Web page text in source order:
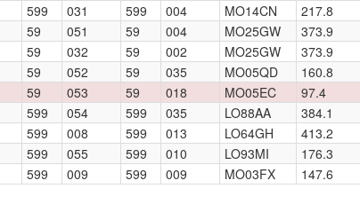
599 031 599 004 MO14CN 217.8
59 051 59 004 MO25GW 373.9
59 032 59 002 MO25GW 373.9
59 052 59 035 MO05QD 160.8
59 053 59 018 MO05EC 97.4
599 054 599 035 LO88AA 384.1
599 008 599 013 LO64GH 413.2
599 055 599 010 LO93MI 176.3
599 009 599 009 MO03FX 147.6